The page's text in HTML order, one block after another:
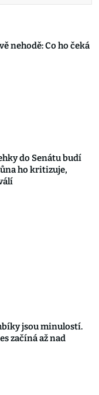
nehodě: Co ho čeká
do Senátu budí
ho kritizuje,
jsou minulostí.
začíná až nad